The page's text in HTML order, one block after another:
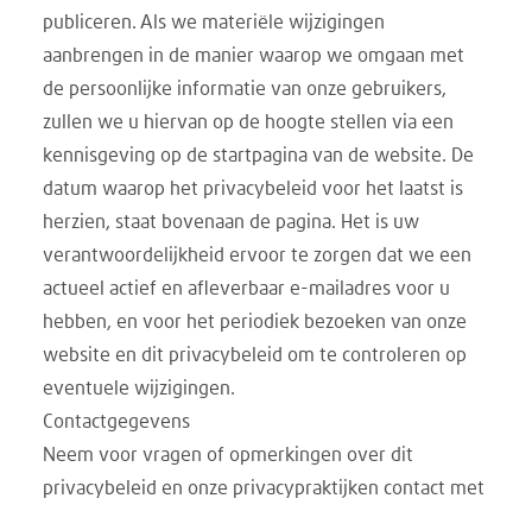
publiceren. Als we materiële wijzigingen
aanbrengen in de manier waarop we omgaan met
de persoonlijke informatie van onze gebruikers,
zullen we u hiervan op de hoogte stellen via een
kennisgeving op de startpagina van de website. De
datum waarop het privacybeleid voor het laatst is
herzien, staat bovenaan de pagina. Het is uw
verantwoordelijkheid ervoor te zorgen dat we een
actueel actief en afleverbaar e-mailadres voor u
hebben, en voor het periodiek bezoeken van onze
website en dit privacybeleid om te controleren op
eventuele wijzigingen.
Contactgegevens
Neem voor vragen of opmerkingen over dit
privacybeleid en onze privacypraktijken contact met